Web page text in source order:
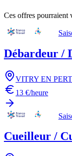
Ces offres pourraient
Débardeur /
VITRY EN
13 €/heure
Cueilleur /